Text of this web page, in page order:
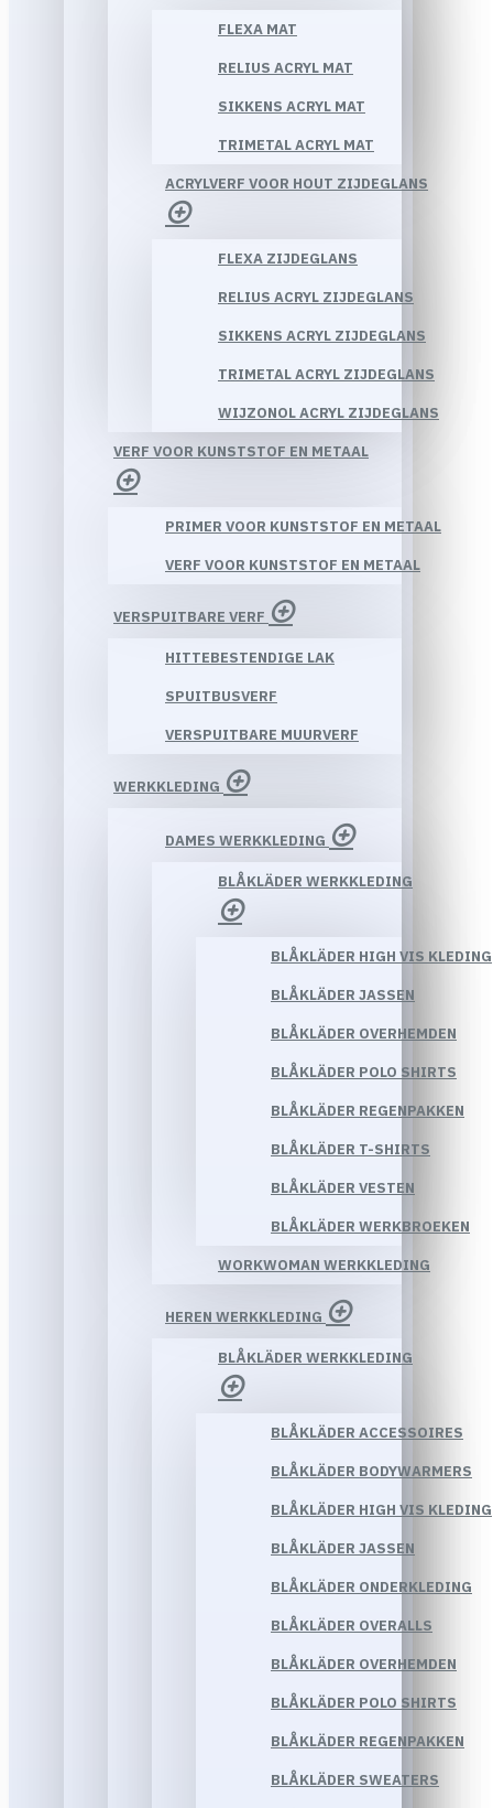
FLEXA MAT
RELIUS ACRYL MAT
SIKKENS ACRYL MAT
TRIMETAL ACRYL MAT
ACRYLVERF VOOR HOUT ZIJDEGLANS
FLEXA ZIJDEGLANS
RELIUS ACRYL ZIJDEGLANS
SIKKENS ACRYL ZIJDEGLANS
TRIMETAL ACRYL ZIJDEGLANS
WIJZONOL ACRYL ZIJDEGLANS
VERF VOOR KUNSTSTOF EN METAAL
PRIMER VOOR KUNSTSTOF EN METAAL
VERF VOOR KUNSTSTOF EN METAAL
VERSPUITBARE VERF
HITTEBESTENDIGE LAK
SPUITBUSVERF
VERSPUITBARE MUURVERF
WERKKLEDING
DAMES WERKKLEDING
BLÅKLÄDER WERKKLEDING
BLÅKLÄDER HIGH VIS KLEDING
BLÅKLÄDER JASSEN
BLÅKLÄDER OVERHEMDEN
BLÅKLÄDER POLO SHIRTS
BLÅKLÄDER REGENPAKKEN
BLÅKLÄDER T-SHIRTS
BLÅKLÄDER VESTEN
BLÅKLÄDER WERKBROEKEN
WORKWOMAN WERKKLEDING
HEREN WERKKLEDING
BLÅKLÄDER WERKKLEDING
BLÅKLÄDER ACCESSOIRES
BLÅKLÄDER BODYWARMERS
BLÅKLÄDER HIGH VIS KLEDING
BLÅKLÄDER JASSEN
BLÅKLÄDER ONDERKLEDING
BLÅKLÄDER OVERALLS
BLÅKLÄDER OVERHEMDEN
BLÅKLÄDER POLO SHIRTS
BLÅKLÄDER REGENPAKKEN
BLÅKLÄDER SWEATERS